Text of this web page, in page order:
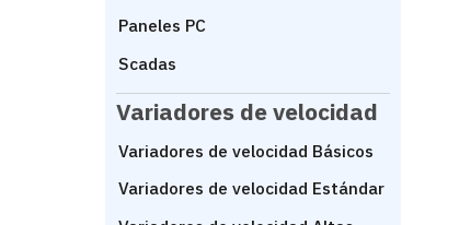
Paneles PC
Scadas
Variadores de velocidad
Variadores de velocidad Básicos
Variadores de velocidad Estándar